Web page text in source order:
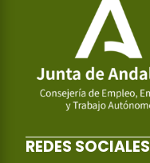
REDES SOCIALES